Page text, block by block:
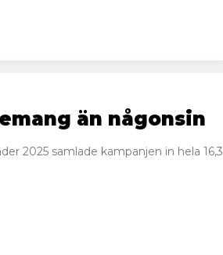
än någonsin
2025 samlade kampanjen in hela 16,3